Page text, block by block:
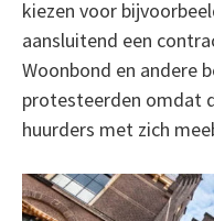
kiezen voor
aansluitend een
Woonbond en andere
protesteerden omdat
huurders met zich